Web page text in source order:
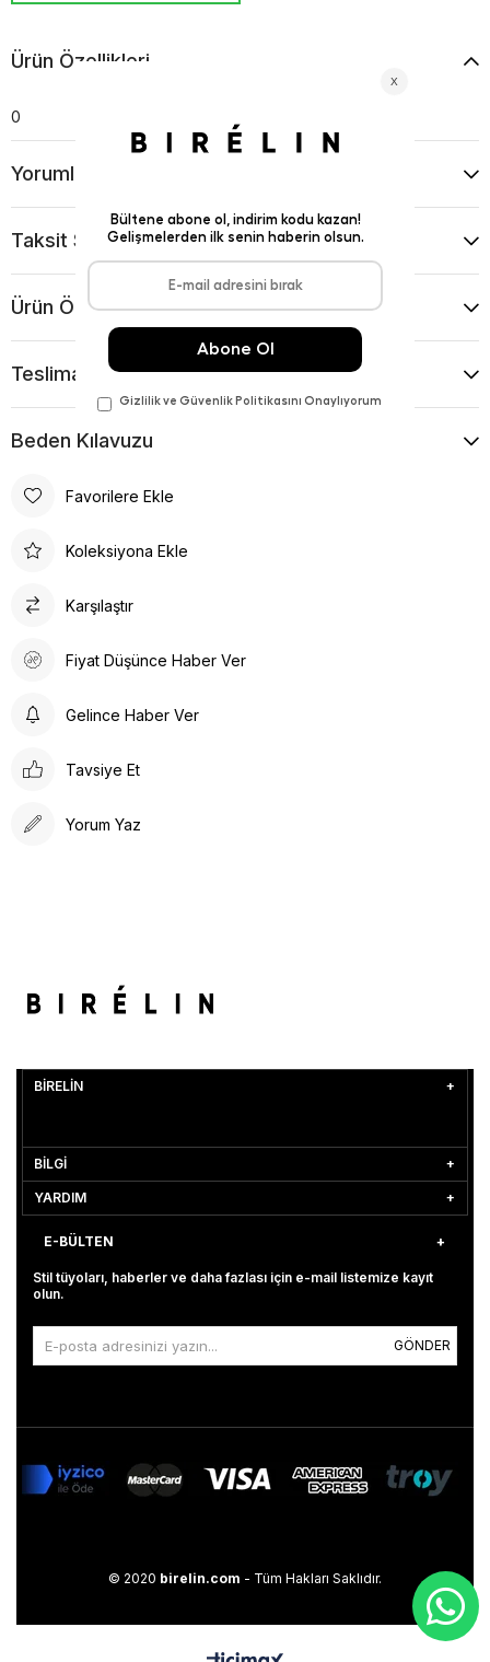
Ürün Özellikleri
0
Yorumlar
Taksit Seçenekleri
Ürün Önerileri
Teslimat Ve İade Koşulları
Beden Kılavuzu
Favorilere Ekle
Koleksiyona Ekle
Karşılaştır
Fiyat Düşünce Haber Ver
Gelince Haber Ver
Tavsiye Et
Yorum Yaz
BİRELİN
BİLGİ
YARDIM
E-BÜLTEN
Stil tüyoları, haberler ve daha fazlası için e-mail listemize kayıt
olun.
GÖNDER
© 2020 birelin.com - Tüm Hakları Saklıdır.